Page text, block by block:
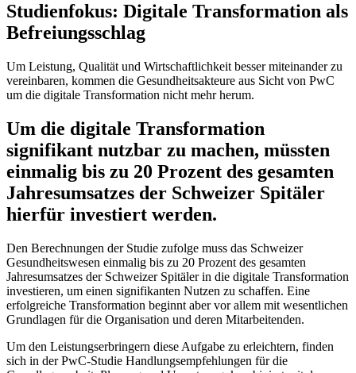
Studienfokus: Digitale Transformation als
Befreiungsschlag
Um Leistung, Qualität und Wirtschaftlichkeit besser miteinander zu
vereinbaren, kommen die Gesundheitsakteure aus Sicht von PwC
um die digitale Transformation nicht mehr herum.
Um die digitale Transformation
signifikant nutzbar zu machen, müssten
einmalig bis zu 20 Prozent des gesamten
Jahresumsatzes der Schweizer Spitäler
hierfür investiert werden.
Den Berechnungen der Studie zufolge muss das Schweizer
Gesundheitswesen einmalig bis zu 20 Prozent des gesamten
Jahresumsatzes der Schweizer Spitäler in die digitale Transformation
investieren, um einen signifikanten Nutzen zu schaffen. Eine
erfolgreiche Transformation beginnt aber vor allem mit wesentlichen
Grundlagen für die Organisation und deren Mitarbeitenden.
Um den Leistungserbringern diese Aufgabe zu erleichtern, finden
sich in der PwC-Studie Handlungsempfehlungen für die